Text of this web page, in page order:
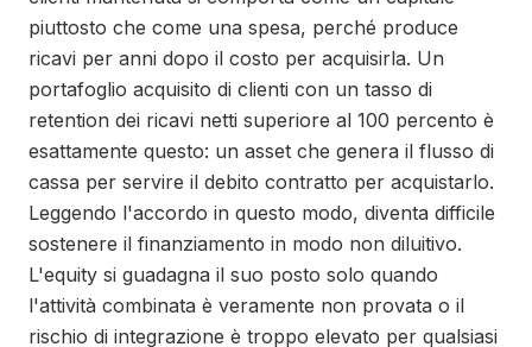
piuttosto che come una spesa, perché produce
ricavi per anni dopo il costo per acquisirla. Un
portafoglio acquisito di clienti con un tasso di
retention dei ricavi netti superiore al 100 percento è
esattamente questo: un asset che genera il flusso di
cassa per servire il debito contratto per acquistarlo.
Leggendo l'accordo in questo modo, diventa difficile
sostenere il finanziamento in modo non diluitivo.
L'equity si guadagna il suo posto solo quando
l'attività combinata è veramente non provata o il
rischio di integrazione è troppo elevato per qualsiasi